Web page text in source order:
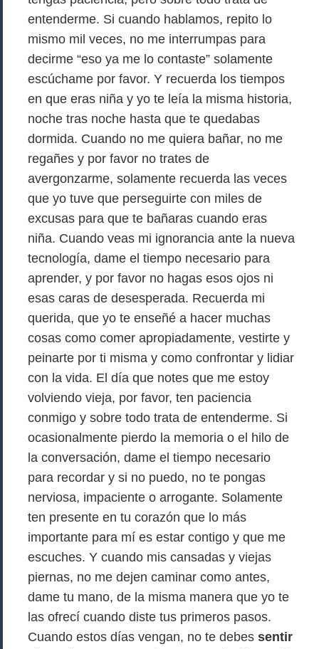
entenderme. Si cuando hablamos, repito lo
mismo mil veces, no me interrumpas para
decirme “eso ya me lo contaste” solamente
escúchame por favor. Y recuerda los tiempos
en que eras niña y yo te leía la misma historia,
noche tras noche hasta que te quedabas
dormida. Cuando no me quiera bañar, no me
regañes y por favor no trates de
avergonzarme, solamente recuerda las veces
que yo tuve que perseguirte con miles de
excusas para que te bañaras cuando eras
niña. Cuando veas mi ignorancia ante la nueva
tecnología, dame el tiempo necesario para
aprender, y por favor no hagas esos ojos ni
esas caras de desesperada. Recuerda mi
querida, que yo te enseñé a hacer muchas
cosas como comer apropiadamente, vestirte y
peinarte por ti misma y como confrontar y lidiar
con la vida. El día que notes que me estoy
volviendo vieja, por favor, ten paciencia
conmigo y sobre todo trata de entenderme. Si
ocasionalmente pierdo la memoria o el hilo de
la conversación, dame el tiempo necesario
para recordar y si no puedo, no te pongas
nerviosa, impaciente o arrogante. Solamente
ten presente en tu corazón que lo más
importante para mí es estar contigo y que me
escuches. Y cuando mis cansadas y viejas
piernas, no me dejen caminar como antes,
dame tu mano, de la misma manera que yo te
las ofrecí cuando diste tus primeros pasos.
Cuando estos días vengan, no te debes sentir